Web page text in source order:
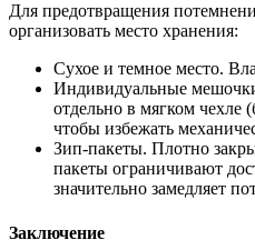
Для предотвращения
организовать место хранения:
Сухое и темное место.
Индивидуальные
отдельно в мягком чехле
чтобы избежать
Зип-пакеты. Плотно
пакеты ограничивают
значительно замедляет
Заключение